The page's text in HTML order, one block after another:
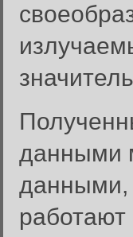
данными
данными,
работают